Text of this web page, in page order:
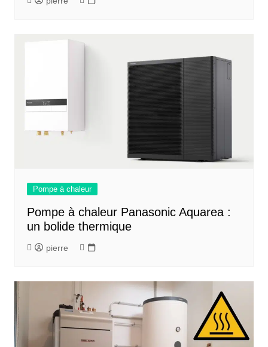
Pompe à chaleur
Pompe à chaleur Panasonic Aquarea :
un bolide thermique
pierre